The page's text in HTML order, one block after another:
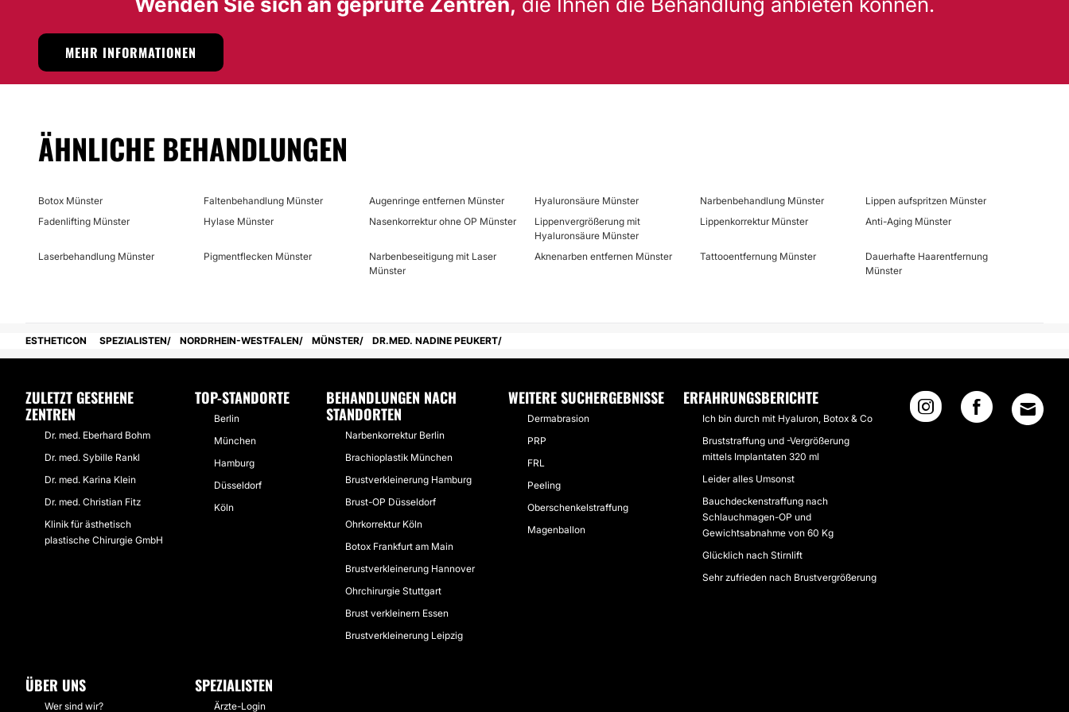
MEHR INFORMATIONEN
ÄHNLICHE BEHANDLUNGEN
Botox Münster Faltenbehandlung Münster Augenringe entfernen Münster Hyaluronsäure Münster Narbenbehandlung Münster
Lippen aufspritzen Münster
Fadenlifting Münster
Hylase Münster Nasenkorrektur ohne OP Münster
Lippenvergrößerung mit
Hyaluronsäure Münster
Lippenkorrektur Münster Anti-Aging Münster
Laserbehandlung Münster Pigmentflecken Münster
Narbenbeseitigung mit Laser
Münster
Aknenarben entfernen Münster Tattooentfernung Münster
Dauerhafte Haarentfernung
Münster
ESTHETICON SPEZIALISTEN NORDRHEIN-WESTFALEN MÜNSTER DR.MED. NADINE PEUKERT
ZULETZT GESEHENE
ZENTREN
Dr. med. Eberhard Bohm
Dr. med. Sybille Rankl
Dr. med. Karina Klein
Dr. med. Christian Fitz
Klinik für ästhetisch
plastische Chirurgie GmbH
TOP-STANDORTE
Berlin
München
Hamburg
Düsseldorf
Köln
BEHANDLUNGEN NACH
STANDORTEN
Narbenkorrektur Berlin
Brachioplastik München
Brustverkleinerung Hamburg
Brust-OP Düsseldorf
Ohrkorrektur Köln
Botox Frankfurt am Main
Brustverkleinerung Hannover
Ohrchirurgie Stuttgart
Brust verkleinern Essen
Brustverkleinerung Leipzig
WEITERE SUCHERGEBNISSE
Dermabrasion
PRP
FRL
Peeling
Oberschenkelstraffung
Magenballon
ERFAHRUNGSBERICHTE
Ich bin durch mit Hyaluron, Botox & Co
Bruststraffung und -Vergrößerung
mittels Implantaten 320 ml
Leider alles Umsonst
Bauchdeckenstraffung nach
Schlauchmagen-OP und
Gewichtsabnahme von 60 Kg
Glücklich nach Stirnlift
Sehr zufrieden nach Brustvergrößerung
ÜBER UNS
Wer sind wir?
SPEZIALISTEN
Ärzte-Login